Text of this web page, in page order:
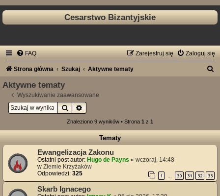
Cesarstwo Bizantyjskie
FAQ Zaloguj się
Zarejestruj się
Strona główna Szukaj Aktywne tematy
j
Aktywne tematy
Wyszukiwanie zaawansowane
SzukajWyszukiwanie zaawansowane
Znaleziono 9 wyników • Strona 1 z 1
Tematy
Ewangelizacja Zakonu
Ostatni post autor: Hugo de Payns « wczoraj, 14:48
w Ziemie Krzyżaków
Odpowiedzi: 325 1 … 30 31 32 33
Skarb Ignacego